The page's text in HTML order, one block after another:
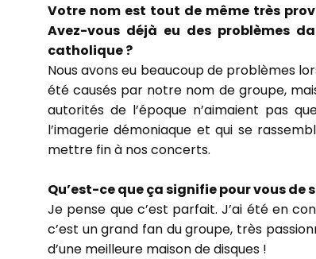
Votre nom est tout de même très
Avez-vous déjà eu des problèmes
catholique ?
Nous avons eu beaucoup de problèmes
été causés par notre nom de groupe,
autorités de l’époque n’aimaient pas
l’imagerie démoniaque et qui se
mettre fin à nos concerts.
Qu’est-ce que ça signifie pour vous
Je pense que c’est parfait. J’ai été en
c’est un grand fan du groupe, très
d’une meilleure maison de disques !